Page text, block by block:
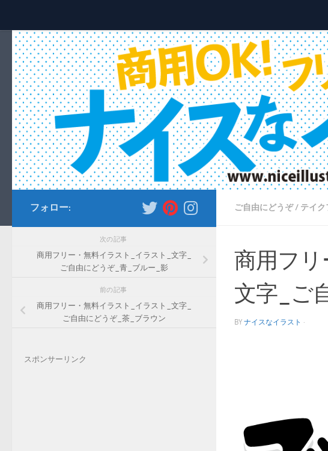
ご自由にどうぞ/ テイク
商用フリ
文字_ご
BY ナイスなイラスト ·
フォロー:
次の記事
商用フリー・無料イラスト_イラスト_文字_
ご自由にどうぞ_青_ブルー_影
前の記事
商用フリー・無料イラスト_イラスト_文字_
ご自由にどうぞ_茶_ブラウン
スポンサーリンク